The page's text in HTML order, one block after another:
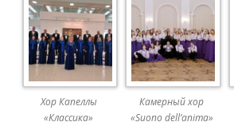
Хор Капеллы
«Классика»
Камерный хор
«Suono dell’anima»